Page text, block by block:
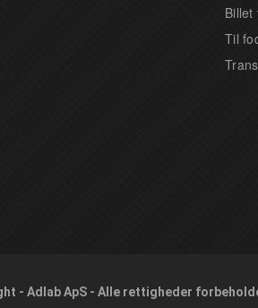
Billet
Til
- Adlab ApS - Alle rettigheder